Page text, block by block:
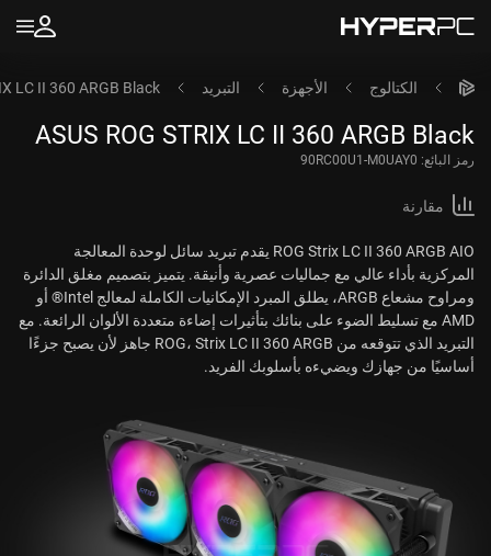
الكتالوج الأجهزة التبريد LC II 360 ARGB Black
ASUS ROG STRIX LC II 360 ARGB Black
رمز البائع: 90RC00U1-M0UAY0
مقارنة
ROG Strix LC II 360 ARGB AIO يقدم تبريد سائل لوحدة المعالجة
المركزية بأداء عالي مع جماليات عصرية وأنيقة. يتميز بتصميم مغلق الدائرة
ومراوح مشعاع ARGB، يطلق المبرد الإمكانيات الكاملة لمعالج Intel® أو
AMD مع تسليط الضوء على بنائك بتأثيرات إضاءة متعددة الألوان الرائعة. مع
التبريد الذي تتوقعه من ROG، Strix LC II 360 ARGB جاهز لأن يصبح جزءًا
أساسيًا من جهازك ويضيءه بأسلوبك الفريد.